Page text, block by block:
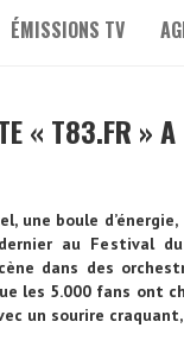
ÉMISSIONS TV
« T83.FR »
une boule
au Festival
dans des
les 5.000 fans ont
un sourire